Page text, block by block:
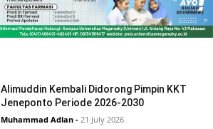
Alimuddin Kembali Didorong Pimpin KKT
Jeneponto Periode 2026-2030
Muhammad Adlan - 21 July 2026